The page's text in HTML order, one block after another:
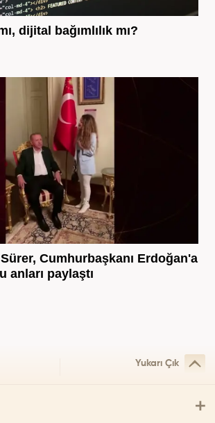
dijital bağımlılık mı?
Sürer, Cumhurbaşkanı Erdoğan'a
anları paylaştı
Yukarı Çık